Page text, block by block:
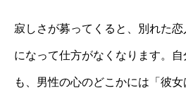
寂しさが募ってくると、別れた
になって仕方がなくなります。
も、男性の心のどこかには「彼